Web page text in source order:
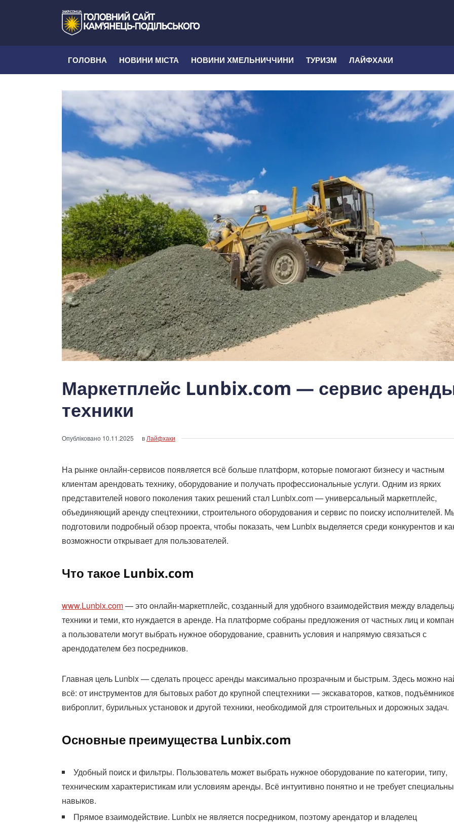
ГОЛОВНА НОВИНИ МІСТА НОВИНИ ХМЕЛЬНИЧЧИНИ ТУРИЗМ ЛАЙФХАКИ
Маркетплейс Lunbix.com — сервис
техники
Опубліковано 10.11.2025 в Лайфхаки
На рынке онлайн-сервисов появляется всё больше платформ, которые помогают бизнесу и частным
клиентам арендовать технику, оборудование и получать профессиональные услуги. Одним из ярких
представителей нового поколения таких решений стал Lunbix.com — универсальный маркетплейс,
объединяющий аренду спецтехники, строительного оборудования и сервис по поиску исполнителей.
подготовили подробный обзор проекта, чтобы показать, чем Lunbix выделяется среди конкурентов и
возможности открывает для пользователей.
Что такое Lunbix.com
www.Lunbix.com— это онлайн-маркетплейс, созданный для удобного взаимодействия между
техники и теми, кто нуждается в аренде. На платформе собраны предложения от частных лиц и
а пользователи могут выбрать нужное оборудование, сравнить условия и напрямую связаться с
арендодателем без посредников.
Главная цель Lunbix — сделать процесс аренды максимально прозрачным и быстрым. Здесь можно
всё: от инструментов для бытовых работ до крупной спецтехники — экскаваторов, катков,
виброплит, бурильных установок и другой техники, необходимой для строительных и дорожных задач.
Основные преимущества Lunbix.com
Удобный поиск и фильтры. Пользователь может выбрать нужное оборудование по категории, типу,
техническим характеристикам или условиям аренды. Всё интуитивно понятно и не требует
навыков.
Прямое взаимодействие. Lunbix не является посредником, поэтому арендатор и владелец